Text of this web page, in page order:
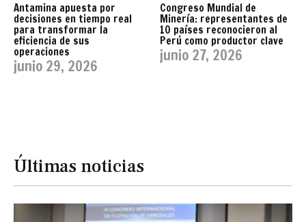
Antamina apuesta por
decisiones en tiempo real
para transformar la
eficiencia de sus
operaciones
junio 29, 2026
Congreso Mundial de
Minería: representantes de
10 países reconocieron al
Perú como productor clave
junio 27, 2026
Últimas noticias